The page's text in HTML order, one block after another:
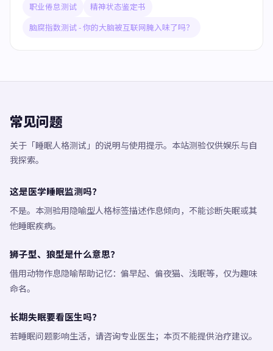
职业倦怠测试
精神状态鉴定书
脑腐指数测试 - 你的大脑被互联网腌入味了吗？
常见问题
关于「睡眠人格测试」的说明与使用提示。本站测验仅供娱乐与自
我探索。
这是医学睡眠监测吗？
不是。本测验用隐喻型人格标签描述作息倾向，不能诊断失眠或其
他睡眠疾病。
狮子型、狼型是什么意思？
借用动物作息隐喻帮助记忆：偏早起、偏夜猫、浅眠等，仅为趣味
命名。
长期失眠要看医生吗？
若睡眠问题影响生活，请咨询专业医生；本页不能提供治疗建议。